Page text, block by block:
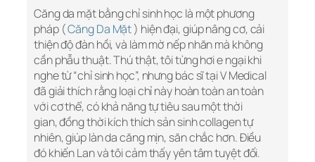
Căng da mặt bằng chỉ sinh học là một phương
pháp (Căng Da Mặt) hiện đại, giúp nâng cơ, cải
thiện độ đàn hồi, và làm mờ nếp nhăn mà không
cần phẫu thuật. Thú thật, tôi từng hơi e ngại khi
nghe từ “chỉ sinh học”, nhưng bác sĩ tại V Medical
đã giải thích rằng loại chỉ này hoàn toàn an toàn
với cơ thể, có khả năng tự tiêu sau một thời
gian, đồng thời kích thích sản sinh collagen tự
nhiên, giúp làn da căng mịn, săn chắc hơn. Điều
đó khiến Lan và tôi cảm thấy yên tâm tuyệt đối.